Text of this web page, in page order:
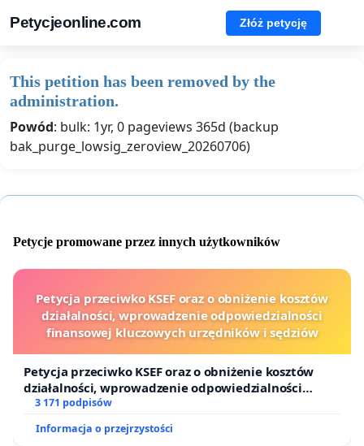
Petycjeonline.com Złóż petycję
This petition has been removed by the
administration.
Powód: bulk: 1yr, 0 pageviews 365d (backup
bak_purge_lowsig_zeroview_20260706)
Petycje promowane przez innych użytkowników
Petycja przeciwko KSEF oraz o obniżenie kosztów
działalności, wprowadzenie odpowiedzialności
finansowej kluczowych urzędników i sędziów
Petycja przeciwko KSEF oraz o obniżenie kosztów
działalności, wprowadzenie odpowiedzialności
finansowej kluczowych urzędników i sędziów
3 171 podpisów
Informacja o przejrzystości